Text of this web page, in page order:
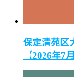
保定清苑区
（2026年7